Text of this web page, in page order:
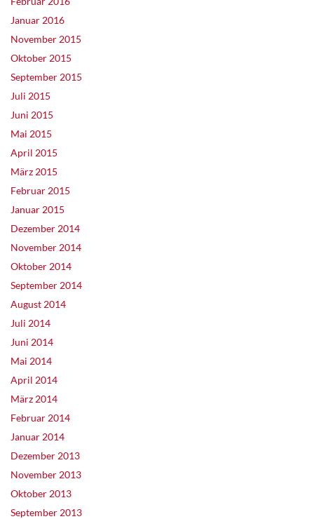
Januar 2016
November 2015
Oktober 2015
September 2015
Juli 2015
Juni 2015
Mai 2015
April 2015
März 2015
Februar 2015
Januar 2015
Dezember 2014
November 2014
Oktober 2014
September 2014
August 2014
Juli 2014
Juni 2014
Mai 2014
April 2014
März 2014
Februar 2014
Januar 2014
Dezember 2013
November 2013
Oktober 2013
September 2013